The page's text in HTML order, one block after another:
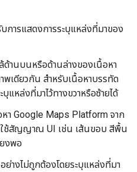
การแสดงการระบุแหล่งที่มาของ
ด้านบนหรือด้านล่างของเนื้อหา
พเดียวกัน สำหรับเนื้อหาบรรทัด
แหล่งที่มาไว้ทางขวาหรือซ้ายได้
า Google Maps Platform จาก
ใช้สัญญาณ UI เช่น เส้นขอบ สีพื้น
งพอ
างไม่ถูกต้องโดยระบุแหล่งที่มา